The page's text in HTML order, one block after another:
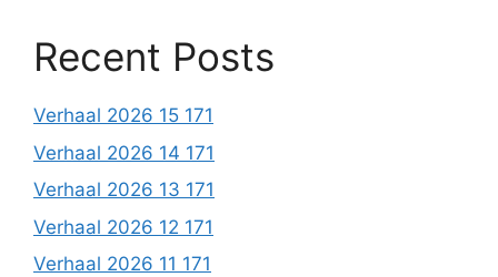
Recent Posts
Verhaal 2026 15 171
Verhaal 2026 14 171
Verhaal 2026 13 171
Verhaal 2026 12 171
Verhaal 2026 11 171